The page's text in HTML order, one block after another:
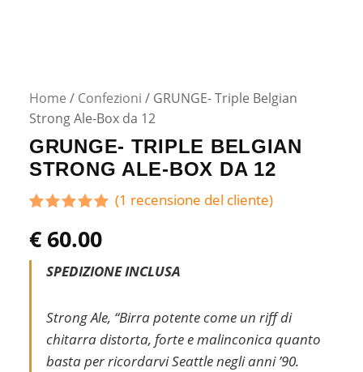
Home / Confezioni / GRUNGE- Triple Belgian
Strong Ale-Box da 12
GRUNGE- TRIPLE BELGIAN
STRONG ALE-BOX DA 12
5.00su 5
su base
di
recensioni
(1 recensione del cliente)
€ 60.00
SPEDIZIONE INCLUSA
Strong Ale, “Birra potente come un riff di
chitarra distorta, forte e malinconica quanto
basta per ricordarvi Seattle negli anni ’90.